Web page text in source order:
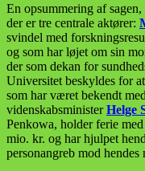
En opsummering af
der er tre centrale aktører:
svindel med
og som har løjet om sin
der som dekan for
Universitet beskyldes for
som har været bekendt
videnskabsministerHelge
Penkowa, holder ferie
mio. kr. og har hjulpet
personangreb mod hendes